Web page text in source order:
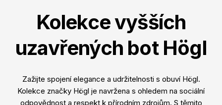
Kolekce vyšších
uzavřených bot Högl
Zažijte spojení elegance a udržitelnosti s obuví Högl.
Kolekce značky Högl je navržena s ohledem na sociální
odpovědnost a respekt k přírodním zdrojům. S těmito